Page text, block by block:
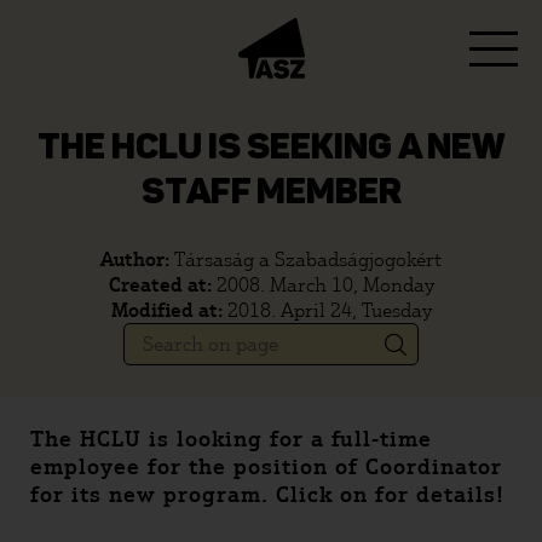
THE HCLU IS SEEKING A NEW
STAFF MEMBER
Author: Társaság a Szabadságjogokért
Created at: 2008. March 10, Monday
Modified at: 2018. April 24, Tuesday
The HCLU is looking for a full-time
employee for the position of Coordinator
for its new program. Click on for details!